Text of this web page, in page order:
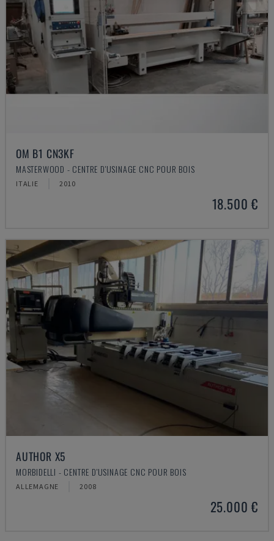
OM B1 CN3KF
MASTERWOOD - CENTRE D'USINAGE CNC POUR BOIS
ITALIE 2010
18.500 €
AUTHOR X5
MORBIDELLI - CENTRE D'USINAGE CNC POUR BOIS
ALLEMAGNE 2008
25.000 €